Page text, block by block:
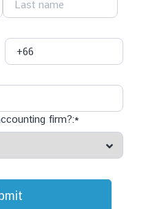
firm?:*